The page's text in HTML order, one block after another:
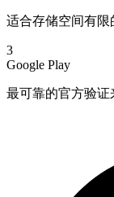
适合存储空间有
3
Google Play
最可靠的官方验证